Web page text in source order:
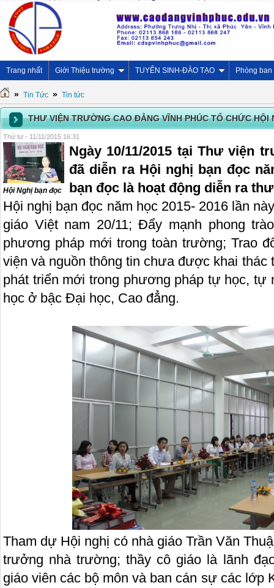
Trang nhất Giới Thiệu trường TUYỂN SINH-ĐÀO TẠO Phòng ban
» Tin Tức » Tin tức
THƯ VIỆN TRƯỜNG CAO ĐẲNG VĨNH PHÚC TỔ CHỨC
Thứ tư - 11/11/2015 16:31
Hội Nghị bạn đọc
Ngày 10/11/2015 tại Thư viện
đã diễn ra Hội nghị bạn đọc
bạn đọc là hoạt động diễn ra
Hội nghị bạn đọc năm học 2015- 2016 lần
giáo Việt nam 20/11; Đẩy mạnh phong
phương pháp mới trong toàn trường; Trao
viện và nguồn thông tin chưa được khai
phát triển mới trong phương pháp tự học,
học ở bậc Đại học, Cao đẳng.
Tham dự Hội nghị có nhà giáo Trần Văn
trưởng nhà trường; thầy cô giáo là lãnh
giáo viên các bộ môn và ban cán sự các lớp